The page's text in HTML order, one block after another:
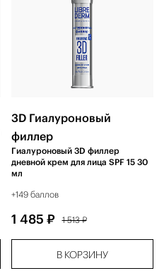
3D Гиалуроновый
филлер
Гиалуроновый 3D филлер
дневной крем для лица SPF 15 30
мл
+149 баллов
1 485 ₽ 1 513 ₽
В КОРЗИНУ